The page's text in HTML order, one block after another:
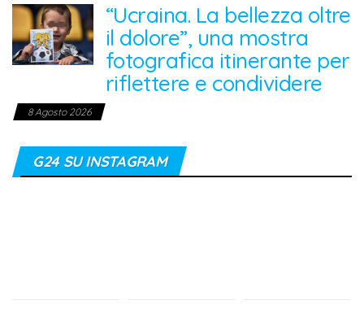
“Ucraina. La bellezza oltre
il dolore”, una mostra
fotografica itinerante per
riflettere e condividere
8 Agosto 2026
G24 SU INSTAGRAM